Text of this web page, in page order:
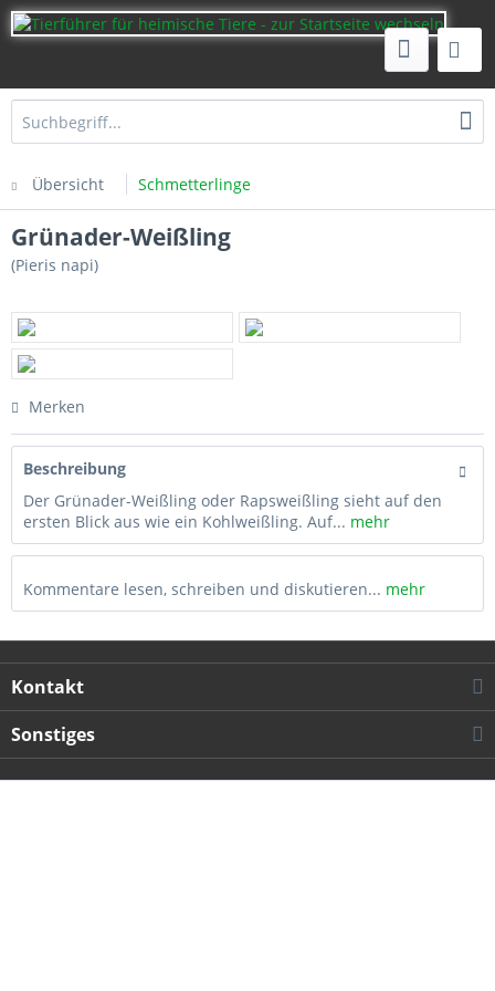
Übersicht Schmetterlinge
Grünader-Weißling
(Pieris napi)
Merken
Beschreibung
Der Grünader-Weißling oder Rapsweißling sieht auf den
ersten Blick aus wie ein Kohlweißling. Auf... mehr
Kommentare lesen, schreiben und diskutieren... mehr
Kontakt
Sonstiges